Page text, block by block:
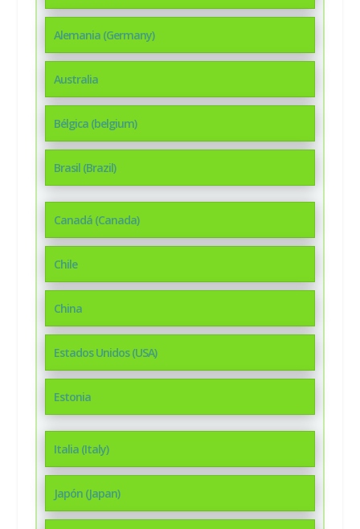
Alemania (Germany)
Australia
Bélgica (belgium)
Brasil (Brazil)
Canadá (Canada)
Chile
China
Estados Unidos (USA)
Estonia
Italia (Italy)
Japón (Japan)